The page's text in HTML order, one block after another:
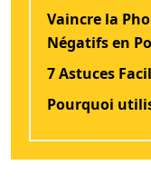
Vaincre la
Négatifs en
7 Astuces
Pourquoi